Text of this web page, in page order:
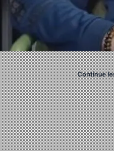
Continue